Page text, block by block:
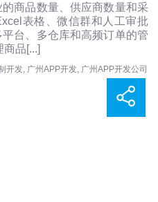
商品数量、供应商数量和采
表格、微信群和人工审批
台、多仓库和高频订单的管
商品[...]
开发, 广州APP开发, 广州APP开发公司